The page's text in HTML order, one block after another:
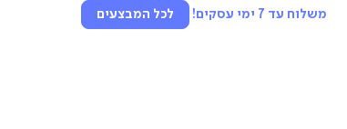
משלוח עד 7 ימי עסקים! לכל המבצעים